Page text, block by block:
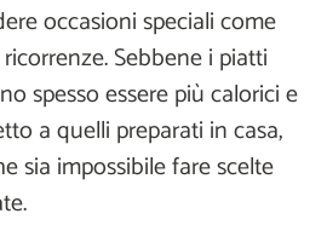
occasioni speciali come
Sebbene i piatti
spesso essere più calorici e
a quelli preparati in casa,
sia impossibile fare scelte